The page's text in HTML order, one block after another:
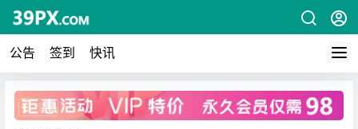
公告 签到 快讯
广告